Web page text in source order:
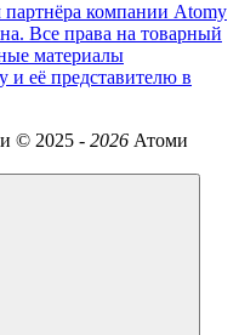
партнёра компании Atomy
Все права на товарный
материалы
её представителю в
© 2025 - 2026 Атоми